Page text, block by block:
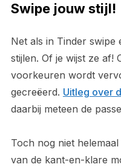
Swipe jouw stijl!
Net als in Tinder swipe
stijlen. Of je wijst ze af!
voorkeuren wordt
gecreëerd. Uitleg over
daarbij meteen de
Toch nog niet
van de kant-en-klare